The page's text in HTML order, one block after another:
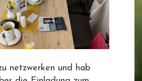
netzwerken und hab